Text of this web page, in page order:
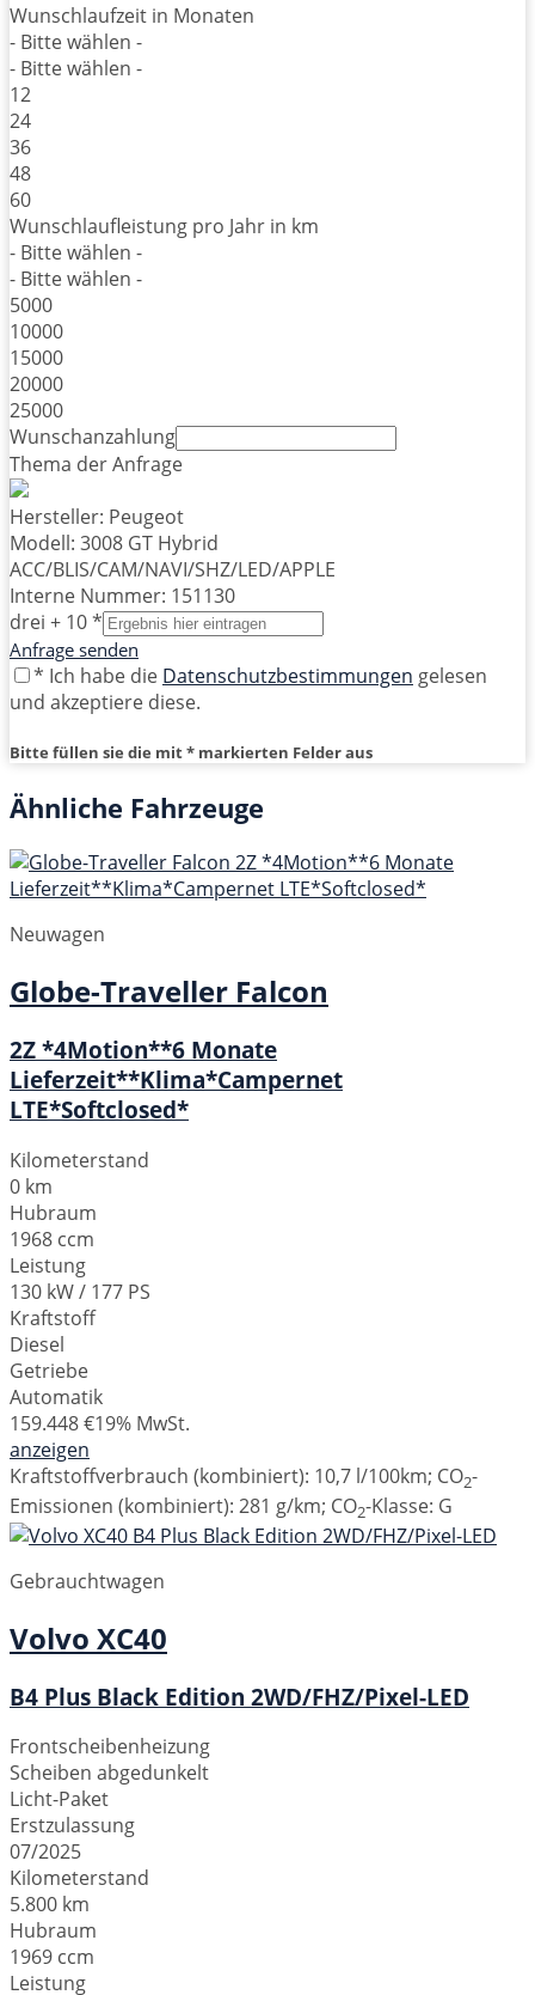
Wunschlaufzeit in Monaten
- Bitte wählen -
- Bitte wählen -
12
24
36
48
60
Wunschlaufleistung pro Jahr in km
- Bitte wählen -
- Bitte wählen -
5000
10000
15000
20000
25000
Wunschanzahlung
Thema der Anfrage
Hersteller: Peugeot
Modell: 3008 GT Hybrid
ACC/BLIS/CAM/NAVI/SHZ/LED/APPLE
Interne Nummer: 151130
drei + 10 *
Anfrage senden
* Ich habe die Datenschutzbestimmungen gelesen
und akzeptiere diese.
Bitte füllen sie die mit * markierten Felder aus
Ähnliche Fahrzeuge
Neuwagen
Globe-Traveller Falcon
2Z *4Motion**6 Monate
Lieferzeit**Klima*Campernet
LTE*Softclosed*
Kilometerstand
0 km
Hubraum
1968 ccm
Leistung
130 kW / 177 PS
Kraftstoff
Diesel
Getriebe
Automatik
159.448 €19% MwSt.
anzeigen
Kraftstoffverbrauch (kombiniert): 10,7 l/100km; CO2-
Emissionen (kombiniert): 281 g/km; CO2-Klasse: G
Gebrauchtwagen
Volvo XC40
B4 Plus Black Edition 2WD/FHZ/Pixel-LED
Frontscheibenheizung
Scheiben abgedunkelt
Licht-Paket
Erstzulassung
07/2025
Kilometerstand
5.800 km
Hubraum
1969 ccm
Leistung